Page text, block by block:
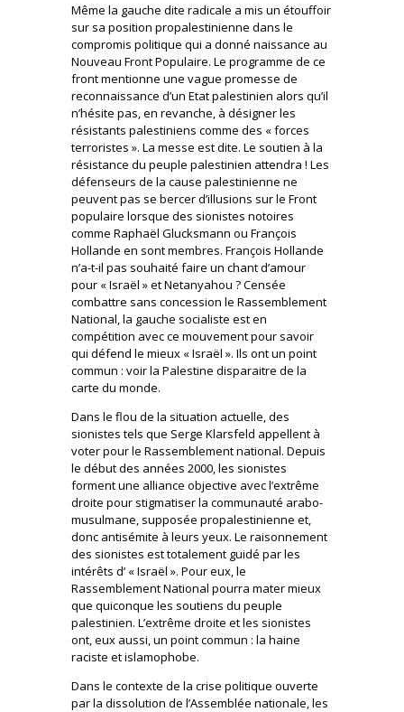
Même la gauche dite radicale a mis un étouffoir
sur sa position propalestinienne dans le
compromis politique qui a donné naissance au
Nouveau Front Populaire. Le programme de ce
front mentionne une vague promesse de
reconnaissance d’un Etat palestinien alors qu’il
n’hésite pas, en revanche, à désigner les
résistants palestiniens comme des « forces
terroristes ». La messe est dite. Le soutien à la
résistance du peuple palestinien attendra ! Les
défenseurs de la cause palestinienne ne
peuvent pas se bercer d’illusions sur le Front
populaire lorsque des sionistes notoires
comme Raphaël Glucksmann ou François
Hollande en sont membres. François Hollande
n’a-t-il pas souhaité faire un chant d’amour
pour « Israël » et Netanyahou ? Censée
combattre sans concession le Rassemblement
National, la gauche socialiste est en
compétition avec ce mouvement pour savoir
qui défend le mieux « Israël ». Ils ont un point
commun : voir la Palestine disparaitre de la
carte du monde.
Dans le flou de la situation actuelle, des
sionistes tels que Serge Klarsfeld appellent à
voter pour le Rassemblement national. Depuis
le début des années 2000, les sionistes
forment une alliance objective avec l’extrême
droite pour stigmatiser la communauté arabo-
musulmane, supposée propalestinienne et,
donc antisémite à leurs yeux. Le raisonnement
des sionistes est totalement guidé par les
intérêts d’ « Israël ». Pour eux, le
Rassemblement National pourra mater mieux
que quiconque les soutiens du peuple
palestinien. L’extrême droite et les sionistes
ont, eux aussi, un point commun : la haine
raciste et islamophobe.
Dans le contexte de la crise politique ouverte
par la dissolution de l’Assemblée nationale, les